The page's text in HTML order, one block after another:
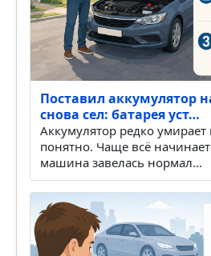
Поставил аккумулятор
снова сел: батарея уст…
Аккумулятор редко умирает
понятно. Чаще всё
машина завелась нормал…